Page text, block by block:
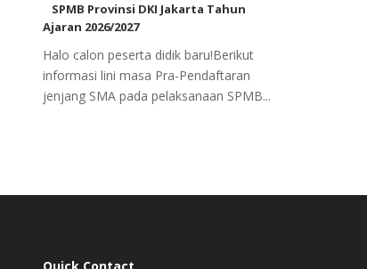
SPMB Provinsi DKI Jakarta Tahun
Ajaran 2026/2027
Halo calon peserta didik baru!Berikut
informasi lini masa Pra-Pendaftaran
jenjang SMA pada pelaksanaan SPMB...